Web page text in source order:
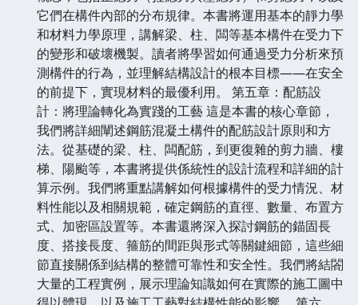
它們在構件內部的分布規律。本書將運用基本的靜力學
和材料力學原理，講解梁、柱、闆等基本構件在受力下
的變形和破壞機製。讀者將學習如何通過受力分析來預
測構件的行為，並理解結構設計的根本目標——在安全
的前提下，實現材料的最優利用。 第五章：配筋設
計：將理論轉化為實踐的工藝 這是本書的核心章節，
我們將詳細闡述鋼筋混凝土構件的配筋設計原則和方
法。從基礎的梁、柱、闆配筋，到更復雜的剪力牆、樓
梯、陽颱等，本書將提供係統性的設計流程和詳細的計
算示例。我們將重點講解如何根據構件的受力情況、材
料性能以及相關規範，確定鋼筋的直徑、數量、布置方
式、加密區設置等。本書還將深入探討鋼筋的錨固長
度、搭接長度、箍筋的間距與形式等關鍵細節，這些細
節直接關係到結構的整體可靠性和安全性。我們將結閤
大量的工程實例，展示理論知識如何在實際的施工圖中